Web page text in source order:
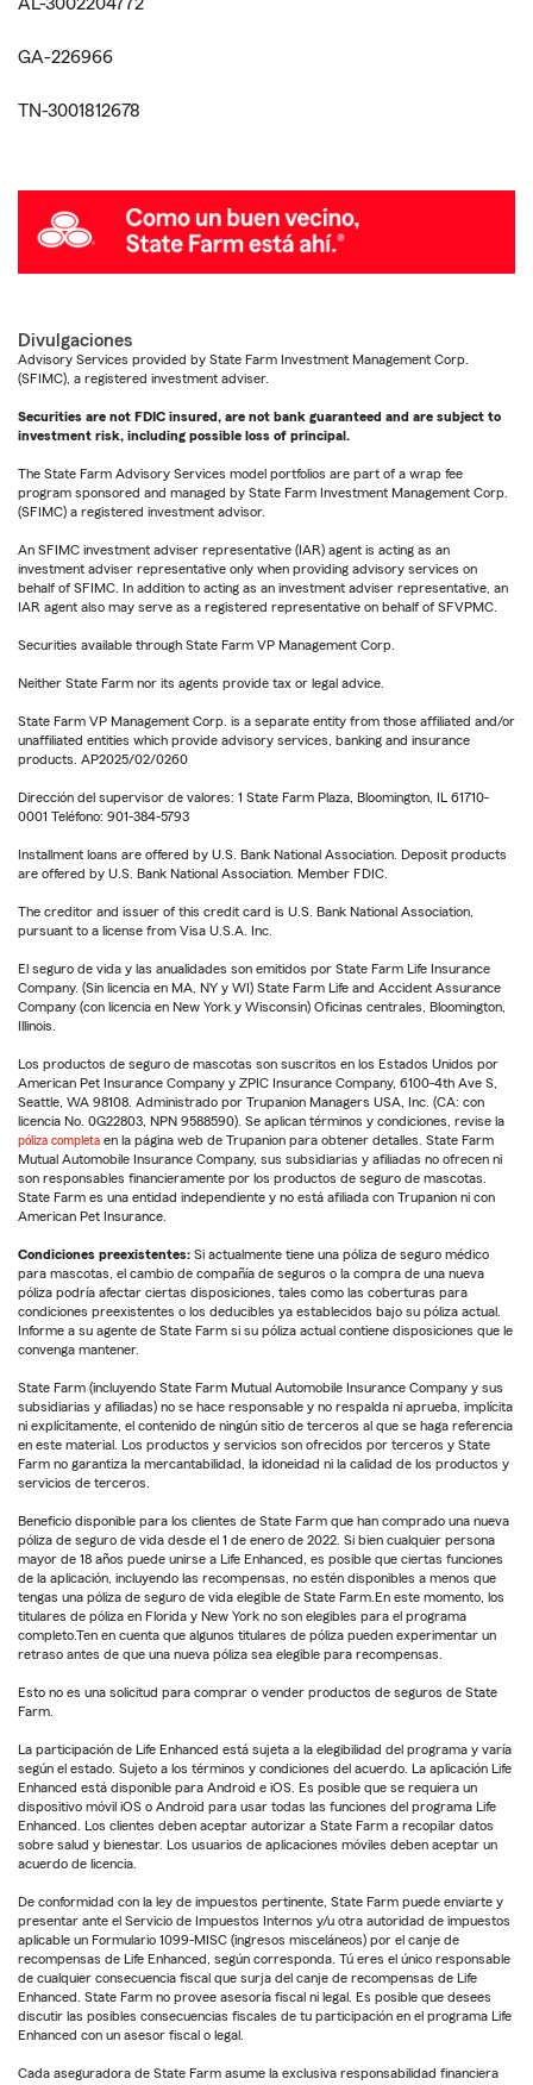
GA-226966
TN-3001812678
Divulgaciones
Advisory Services provided by State Farm Investment Management Corp.
(SFIMC), a registered investment adviser.
Securities are not FDIC insured, are not bank guaranteed and are subject to
investment risk, including possible loss of principal.
The State Farm Advisory Services model portfolios are part of a wrap fee
program sponsored and managed by State Farm Investment Management Corp.
(SFIMC) a registered investment advisor.
An SFIMC investment adviser representative (IAR) agent is acting as an
investment adviser representative only when providing advisory services on
behalf of SFIMC. In addition to acting as an investment adviser representative, an
IAR agent also may serve as a registered representative on behalf of SFVPMC.
Securities available through State Farm VP Management Corp.
Neither State Farm nor its agents provide tax or legal advice.
State Farm VP Management Corp. is a separate entity from those affiliated and/or
unaffiliated entities which provide advisory services, banking and insurance
products. AP2025/02/0260
Dirección del supervisor de valores: 1 State Farm Plaza, Bloomington, IL 61710-
0001 Teléfono: 901-384-5793
Installment loans are offered by U.S. Bank National Association. Deposit products
are offered by U.S. Bank National Association. Member FDIC.
The creditor and issuer of this credit card is U.S. Bank National Association,
pursuant to a license from Visa U.S.A. Inc.
El seguro de vida y las anualidades son emitidos por State Farm Life Insurance
Company. (Sin licencia en MA, NY y WI) State Farm Life and Accident Assurance
Company (con licencia en New York y Wisconsin) Oficinas centrales, Bloomington,
Illinois.
Los productos de seguro de mascotas son suscritos en los Estados Unidos por
American Pet Insurance Company y ZPIC Insurance Company, 6100-4th Ave S,
Seattle, WA 98108. Administrado por Trupanion Managers USA, Inc. (CA: con
licencia No. 0G22803, NPN 9588590). Se aplican términos y condiciones, revise la
póliza completa en la página web de Trupanion para obtener detalles. State Farm
Mutual Automobile Insurance Company, sus subsidiarias y afiliadas no ofrecen ni
son responsables financieramente por los productos de seguro de mascotas.
State Farm es una entidad independiente y no está afiliada con Trupanion ni con
American Pet Insurance.
Condiciones preexistentes: Si actualmente tiene una póliza de seguro médico
para mascotas, el cambio de compañía de seguros o la compra de una nueva
póliza podría afectar ciertas disposiciones, tales como las coberturas para
condiciones preexistentes o los deducibles ya establecidos bajo su póliza actual.
Informe a su agente de State Farm si su póliza actual contiene disposiciones que le
convenga mantener.
State Farm (incluyendo State Farm Mutual Automobile Insurance Company y sus
subsidiarias y afiliadas) no se hace responsable y no respalda ni aprueba, implícita
ni explícitamente, el contenido de ningún sitio de terceros al que se haga referencia
en este material. Los productos y servicios son ofrecidos por terceros y State
Farm no garantiza la mercantabilidad, la idoneidad ni la calidad de los productos y
servicios de terceros.
Beneficio disponible para los clientes de State Farm que han comprado una nueva
póliza de seguro de vida desde el 1 de enero de 2022. Si bien cualquier persona
mayor de 18 años puede unirse a Life Enhanced, es posible que ciertas funciones
de la aplicación, incluyendo las recompensas, no estén disponibles a menos que
tengas una póliza de seguro de vida elegible de State Farm.En este momento, los
titulares de póliza en Florida y New York no son elegibles para el programa
completo.Ten en cuenta que algunos titulares de póliza pueden experimentar un
retraso antes de que una nueva póliza sea elegible para recompensas.
Esto no es una solicitud para comprar o vender productos de seguros de State
Farm.
La participación de Life Enhanced está sujeta a la elegibilidad del programa y varía
según el estado. Sujeto a los términos y condiciones del acuerdo. La aplicación Life
Enhanced está disponible para Android e iOS. Es posible que se requiera un
dispositivo móvil iOS o Android para usar todas las funciones del programa Life
Enhanced. Los clientes deben aceptar autorizar a State Farm a recopilar datos
sobre salud y bienestar. Los usuarios de aplicaciones móviles deben aceptar un
acuerdo de licencia.
De conformidad con la ley de impuestos pertinente, State Farm puede enviarte y
presentar ante el Servicio de Impuestos Internos y/u otra autoridad de impuestos
aplicable un Formulario 1099-MISC (ingresos misceláneos) por el canje de
recompensas de Life Enhanced, según corresponda. Tú eres el único responsable
de cualquier consecuencia fiscal que surja del canje de recompensas de Life
Enhanced. State Farm no provee asesoría fiscal ni legal. Es posible que desees
discutir las posibles consecuencias fiscales de tu participación en el programa Life
Enhanced con un asesor fiscal o legal.
Cada aseguradora de State Farm asume la exclusiva responsabilidad financiera